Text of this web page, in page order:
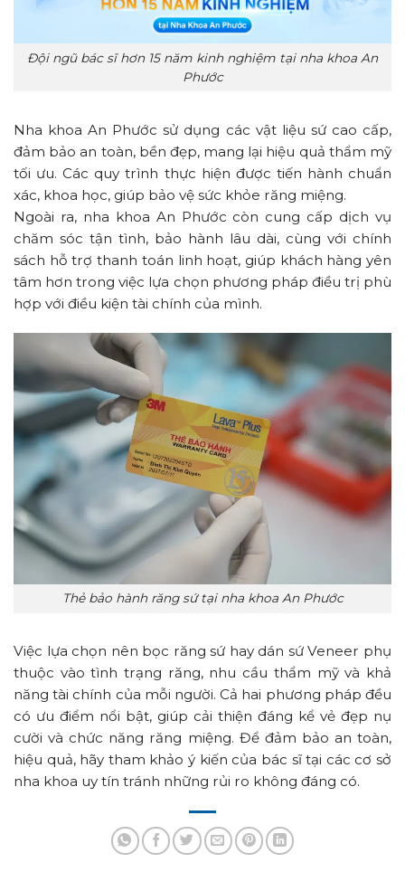
Đội ngũ bác sĩ hơn 15 năm kinh nghiệm tại nha khoa An
Phước
Nha khoa An Phước sử dụng các vật liệu sứ cao cấp,
đảm bảo an toàn, bền đẹp, mang lại hiệu quả thẩm mỹ
tối ưu. Các quy trình thực hiện được tiến hành chuẩn
xác, khoa học, giúp bảo vệ sức khỏe răng miệng.
Ngoài ra, nha khoa An Phước còn cung cấp dịch vụ
chăm sóc tận tình, bảo hành lâu dài, cùng với chính
sách hỗ trợ thanh toán linh hoạt, giúp khách hàng yên
tâm hơn trong việc lựa chọn phương pháp điều trị phù
hợp với điều kiện tài chính của mình.
Thẻ bảo hành răng sứ tại nha khoa An Phước
Việc lựa chọn nên bọc răng sứ hay dán sứ Veneer phụ
thuộc vào tình trạng răng, nhu cầu thẩm mỹ và khả
năng tài chính của mỗi người. Cả hai phương pháp đều
có ưu điểm nổi bật, giúp cải thiện đáng kể vẻ đẹp nụ
cười và chức năng răng miệng. Để đảm bảo an toàn,
hiệu quả, hãy tham khảo ý kiến của bác sĩ tại các cơ sở
nha khoa uy tín tránh những rủi ro không đáng có.